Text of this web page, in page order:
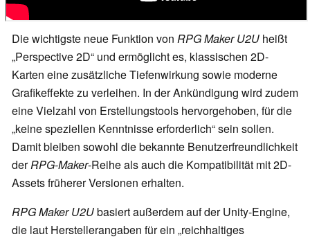
Die wichtigste neue Funktion von RPG Maker U2U heißt
„Perspective 2D“ und ermöglicht es, klassischen 2D-
Karten eine zusätzliche Tiefenwirkung sowie moderne
Grafikeffekte zu verleihen. In der Ankündigung wird zudem
eine Vielzahl von Erstellungstools hervorgehoben, für die
„keine speziellen Kenntnisse erforderlich“ sein sollen.
Damit bleiben sowohl die bekannte Benutzerfreundlichkeit
derRPG-Maker-Reihe als auch die Kompatibilität mit 2D-
Assets früherer Versionen erhalten.
RPG Maker U2Ubasiert außerdem auf der Unity-Engine,
die laut Herstellerangaben für ein „reichhaltiges